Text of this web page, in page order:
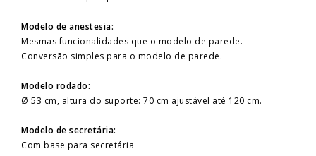
Modelo de anestesia:
Mesmas funcionalidades que o modelo de parede.
Conversão simples para o modelo de parede.
Modelo rodado:
Ø 53 cm, altura do suporte: 70 cm ajustável até 120 cm.
Modelo de secretária:
Com base para secretária